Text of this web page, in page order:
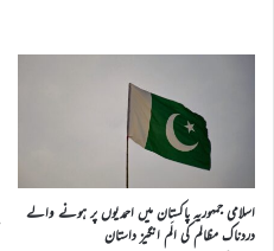
اسلامی جمہوریہ پاکستان میں احمدیوں پر ہونے والے
دردناک مظالم کی الَم انگیز داستان